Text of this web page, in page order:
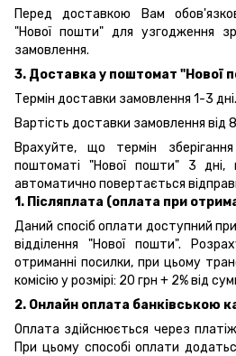
Перед доставкою Вам
"Нової пошти" для узгодження
замовлення.
3. Доставка у поштомат "Нової
Термін доставки замовлення 1-3 дні.
Вартість доставки замовлення від
Врахуйте, що термін
поштоматі "Нової пошти" 3 дні,
автоматично повертається
1. Післяплата (оплата при
Даний спосіб оплати доступний
відділення "Нової пошти".
отриманні посилки, при цьому
комісію у розмірі: 20 грн + 2% від
2. Онлайн оплата банківською
Оплата здійснюється через
При цьому способі оплати